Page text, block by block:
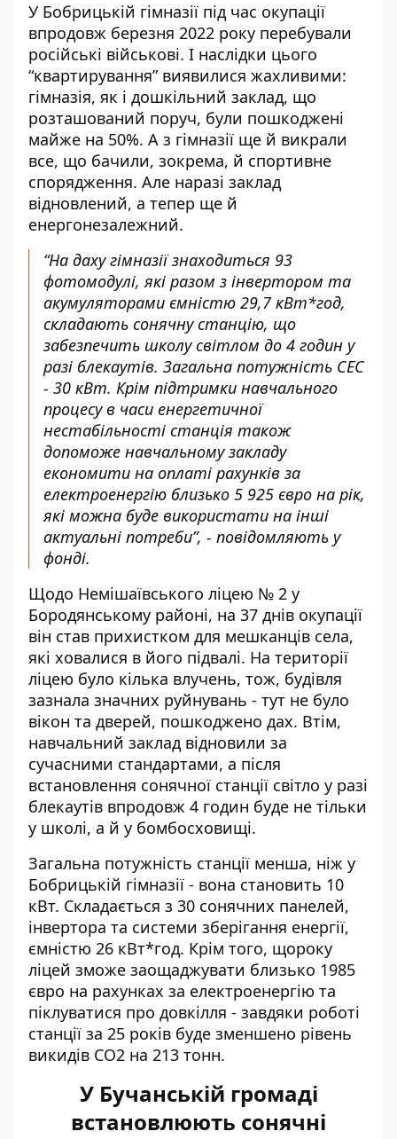
У Бобрицькій гімназії під час окупації
впродовж березня 2022 року перебували
російські військові. І наслідки цього
“квартирування” виявилися жахливими:
гімназія, як і дошкільний заклад, що
розташований поруч, були пошкоджені
майже на 50%. А з гімназії ще й викрали
все, що бачили, зокрема, й спортивне
спорядження. Але наразі заклад
відновлений, а тепер ще й
енергонезалежний.
“На даху гімназії знаходиться 93
фотомодулі, які разом з інвертором та
акумуляторами ємністю 29,7 кВт*год,
складають сонячну станцію, що
забезпечить школу світлом до 4 годин у
разі блекаутів. Загальна потужність СЕС
- 30 кВт. Крім підтримки навчального
процесу в часи енергетичної
нестабільності станція також
допоможе навчальному закладу
економити на оплаті рахунків за
електроенергію близько 5 925 євро на рік,
які можна буде використати на інші
актуальні потреби”, - повідомляють у
фонді.
Щодо Немішаївського ліцею № 2 у
Бородянському районі, на 37 днів окупації
він став прихистком для мешканців села,
які ховалися в його підвалі. На території
ліцею було кілька влучень, тож, будівля
зазнала значних руйнувань - тут не було
вікон та дверей, пошкоджено дах. Втім,
навчальний заклад відновили за
сучасними стандартами, а після
встановлення сонячної станції світло у разі
блекаутів впродовж 4 годин буде не тільки
у школі, а й у бомбосховищі.
Загальна потужність станції менша, ніж у
Бобрицькій гімназії - вона становить 10
кВт. Складається з 30 сонячних панелей,
інвертора та системи зберігання енергії,
ємністю 26 кВт*год. Крім того, щороку
ліцей зможе заощаджувати близько 1985
євро на рахунках за електроенергію та
піклуватися про довкілля - завдяки роботі
станції за 25 років буде зменшено рівень
викидів СО2 на 213 тонн.
У Бучанській громаді
встановлюють сонячні